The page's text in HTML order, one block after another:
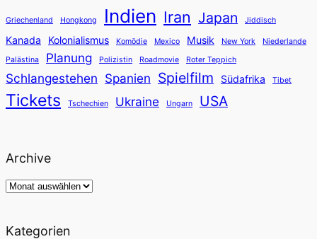
Griechenland Hongkong Indien Iran Japan Jiddisch
Kanada Kolonialismus Komödie Mexico Musik New York
Niederlande
Palästina
Planung Polizistin Roadmovie Roter Teppich
Schlangestehen Spanien Spielfilm Südafrika Tibet
Tickets Tschechien Ukraine Ungarn USA
Archive
Archiv
Kategorien